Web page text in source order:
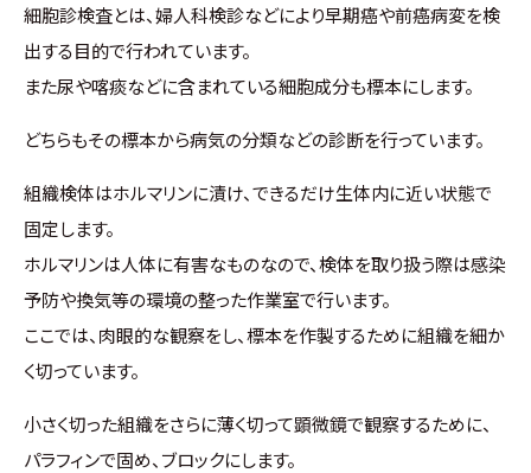
細胞診検査とは、婦人科検診などにより早期癌や前癌病変を検
出する目的で行われています。
また尿や喀痰などに含まれている細胞成分も標本にします。
どちらもその標本から病気の分類などの診断を行っています。
組織検体はホルマリンに漬け、できるだけ生体内に近い状態で
固定します。
ホルマリンは人体に有害なものなので、検体を取り扱う際は感染
予防や換気等の環境の整った作業室で行います。
ここでは、肉眼的な観察をし、標本を作製するために組織を細か
く切っています。
小さく切った組織をさらに薄く切って顕微鏡で観察するために、
パラフィンで固め、ブロックにします。